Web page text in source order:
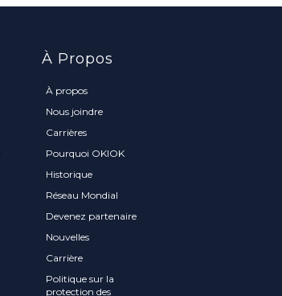
À Propos
À propos
Nous joindre
Carrières
Pourquoi OKIOK
Historique
Réseau Mondial
Devenez partenaire
Nouvelles
Carrière
Politique sur la
protection des